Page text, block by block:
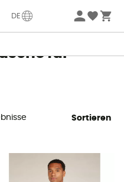
DE
ab 2 Produkten* Code
für
Sortieren